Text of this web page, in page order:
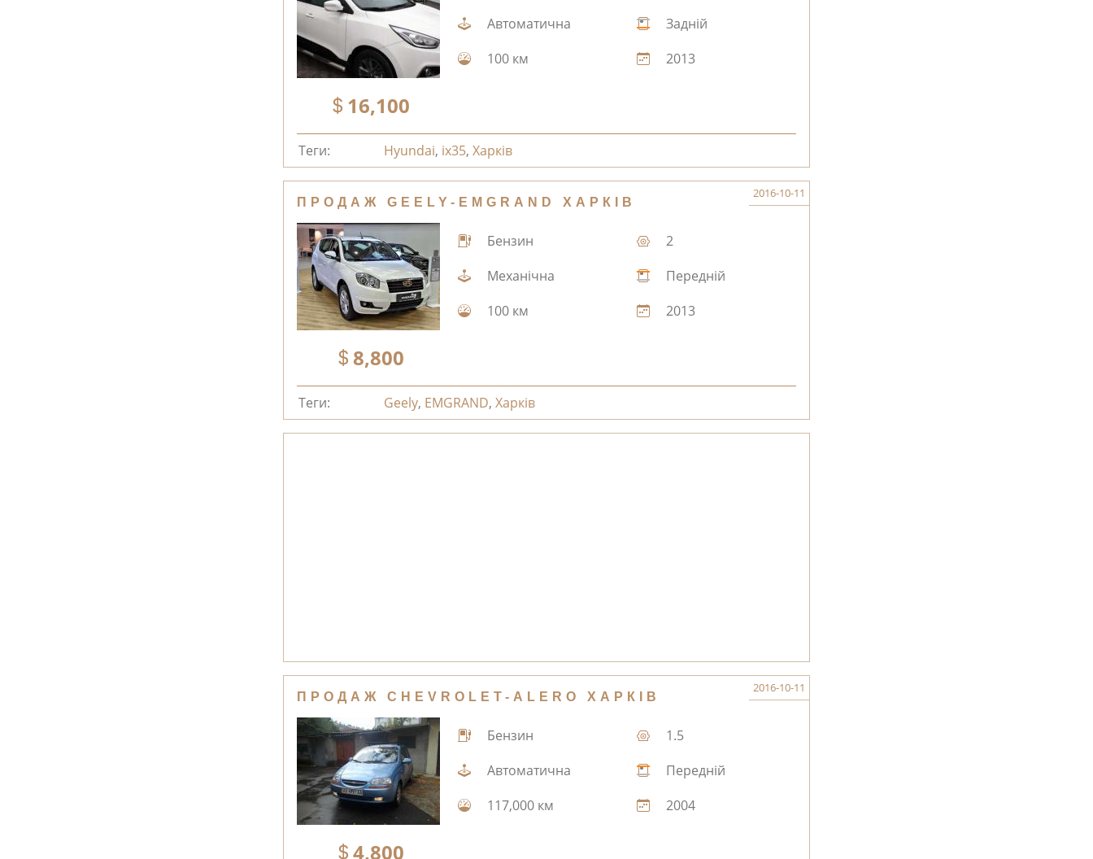
16,100
Автоматична
Задній
100 км
2013
Теги: Hyundai, ix35,Харків
ПРОДАЖ GEELY-EMGRAND ХАРКІВ
2016-10-11
8,800
Бензин
2
Механічна
Передній
100 км
2013
Теги: Geely, EMGRAND,Харків
ПРОДАЖ CHEVROLET-ALERO ХАРКІВ
2016-10-11
4,800
Бензин
1.5
Автоматична
Передній
117,000 км
2004